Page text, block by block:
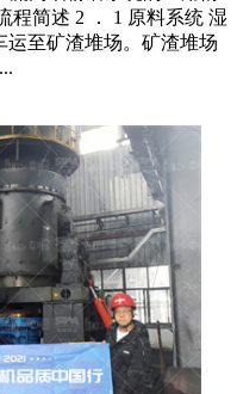
程简述 2 ． 1 原料系统 湿
至矿渣堆场。矿渣堆场